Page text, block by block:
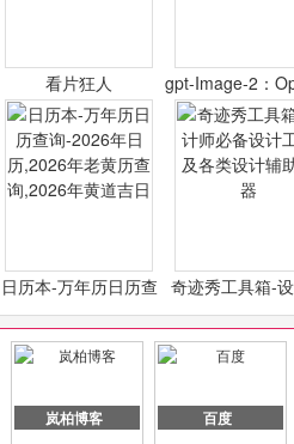
看片狂人
gpt-Image-2：
最新AI图像生
日历本-万年历日历查
询-2026年日历,2026
年老黄历查询,2026年
奇迹秀工具箱-
必备设计工具及
计辅助神器
岚柏博客 百度